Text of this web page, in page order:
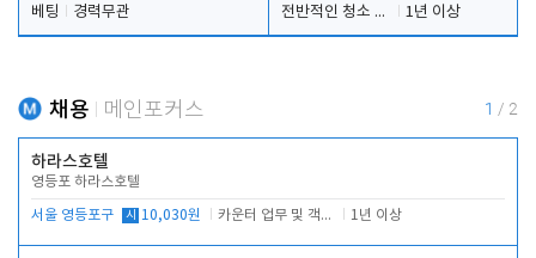
베팅
경력무관
전반적인 청소 업무(객실청소.객실정리)
1년 이상
채용 메인포커스 1 / 2
하라스호텔
영등포 하라스호텔
서울 영등포구 시 10,030원 카운터 업무 및 객실관리(청소상태 확인, 객실판매) 1년 이상